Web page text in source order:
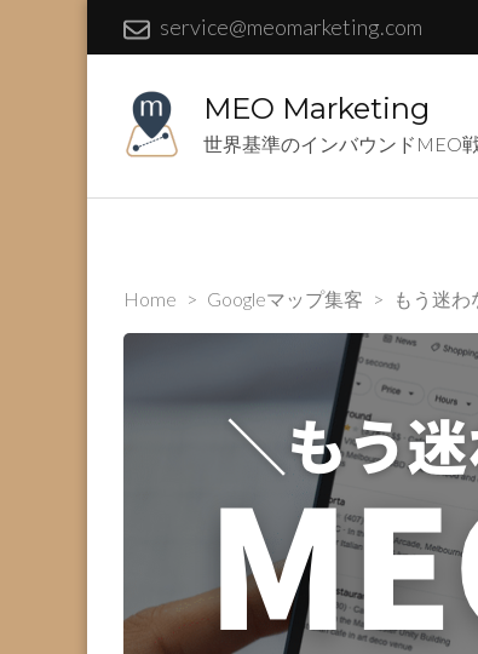
service@meomarketing.com
MEO Marketing
世界基準のインバウンドMEO
Home > Googleマップ集客 > もう迷わ